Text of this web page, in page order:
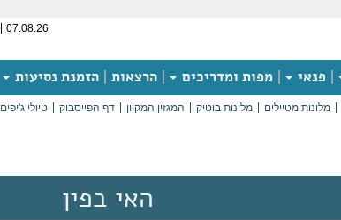
07.08.26
פנאי מפות ומדריכים הרצאות הזמנת נסיעות
מלונות מטיילים מלונות בוטיק המגזין המקוון דף הפייסבוק טיולי ג'יפים
האי בפין